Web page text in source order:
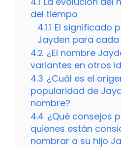
del tiempo
4.1.1 El significado
Jayden para cada
4.2 ¿El nombre
variantes en otros
4.3 ¿Cuál es el
popularidad de
nombre?
4.4 ¿Qué consejos
quienes están
nombrar a su hijo